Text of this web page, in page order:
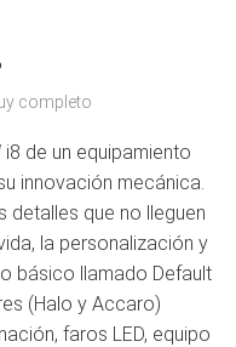
completo
de un equipamiento
innovación mecánica.
detalles que no lleguen
la personalización y
básico llamado Default
(Halo y Accaro)
faros LED, equipo